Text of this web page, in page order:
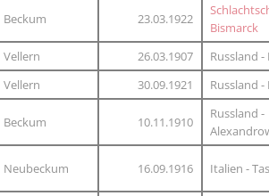
Beckum 23.03.1922
Bismarck
Vellern 26.03.1907
Russland
Vellern 30.09.1921
Russland -
Beckum 10.11.1910
Russland -
Neubeckum 16.09.1916 Italien -